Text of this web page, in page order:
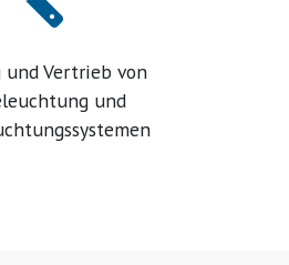
Vertrieb von
und